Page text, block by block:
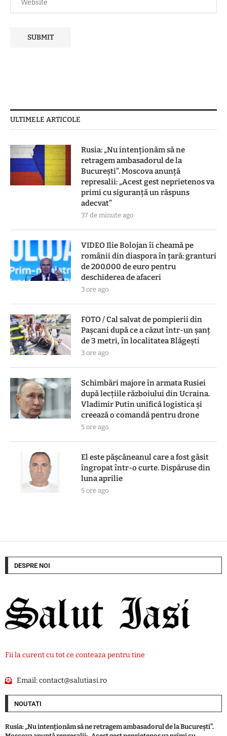
ULTIMELE ARTICOLE
Rusia: „Nu intenționăm să ne
retragem ambasadorul de la
București”. Moscova anunță
represalii: „Acest gest neprietenos va
primi cu siguranţă un răspuns
adecvat”
37 de minute ago
VIDEO Ilie Bolojan îi cheamă pe
românii din diaspora în țară: granturi
de 200.000 de euro pentru
deschiderea de afaceri
3 ore ago
FOTO / Cal salvat de pompierii din
Pașcani după ce a căzut într-un șanț
de 3 metri, în localitatea Blăgești
3 ore ago
Schimbări majore în armata Rusiei
după lecțiile războiului din Ucraina.
Vladimir Putin unifică logistica și
creează o comandă pentru drone
5 ore ago
El este pășcăneanul care a fost găsit
îngropat într-o curte. Dispăruse din
luna aprilie
5 ore ago
DESPRE NOI
Fii la curent cu tot ce conteaza pentru tine
Email:contact@salutiasi.ro
NOUTATI
Rusia: „Nu intenționăm să ne retragem ambasadorul de la București”.